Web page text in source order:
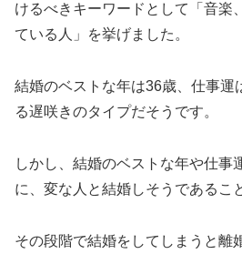
けるべきキーワードとして「音楽
ている人」を挙げました。
結婚のベストな年は36歳、仕事運
る遅咲きのタイプだそうです。
しかし、結婚のベストな年や仕事
に、変な人と結婚しそうであるこ
その段階で結婚をしてしまうと離